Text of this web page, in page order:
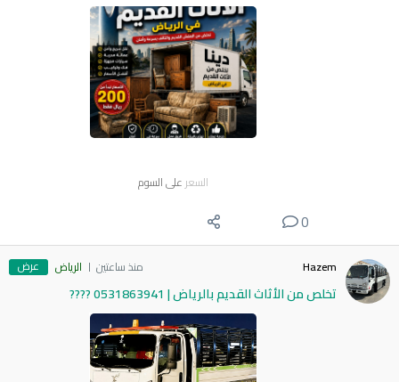
السعر على السوم
0
Hazem منذ ساعتين الرياض عرض
​تخلص من الأثاث القديم بالرياض | 0531863941 ????